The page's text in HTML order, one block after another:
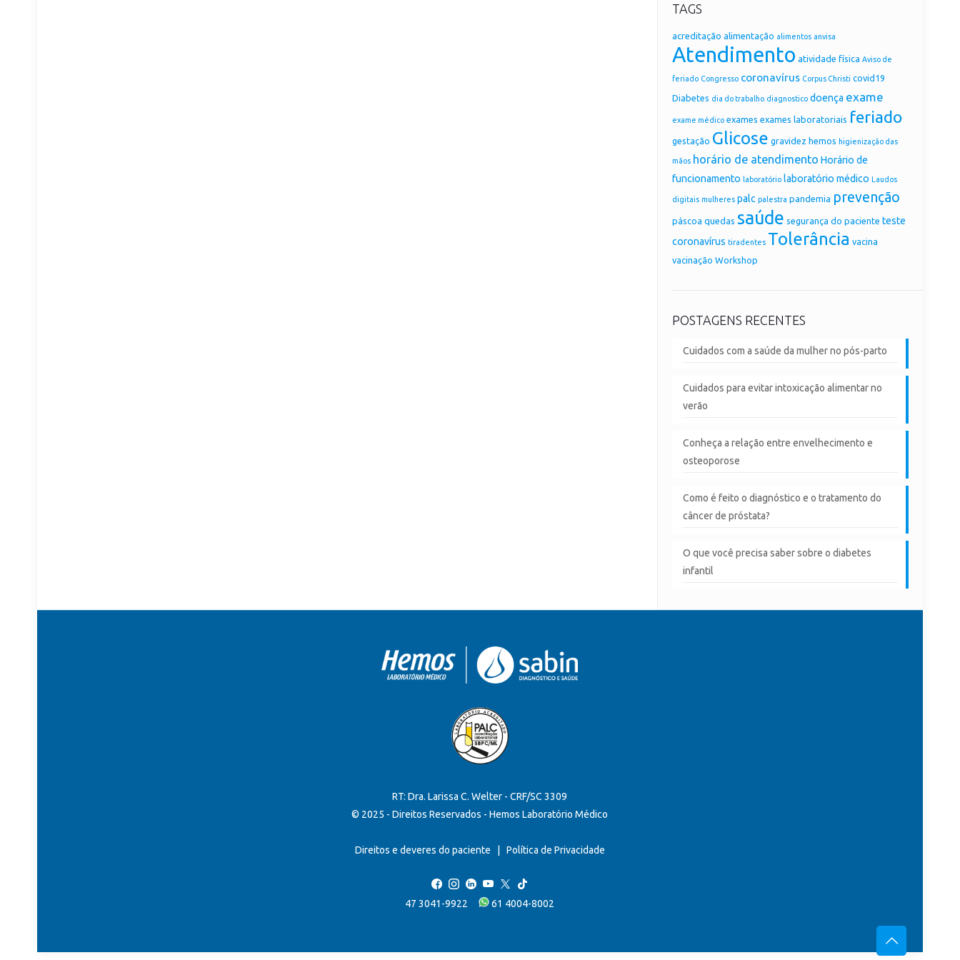
TAGS
acreditação alimentação alimentos anvisa
Atendimento atividade física Aviso de
feriado Congresso coronavírus Corpus Christi covid19
Diabetes dia do trabalho diagnostico doença exame
exame médico exames exames laboratoriais feriado
gestação Glicose gravidez hemos higienização das
mãos horário de atendimento Horário de
funcionamento laboratório laboratório médico Laudos
digitais mulheres palc palestra pandemia prevenção
páscoa quedas saúde segurança do paciente teste
coronavírus tiradentes Tolerância vacina
vacinação Workshop
POSTAGENS RECENTES
Cuidados com a saúde da mulher no pós-parto
Cuidados para evitar intoxicação alimentar no
verão
Conheça a relação entre envelhecimento e
osteoporose
Como é feito o diagnóstico e o tratamento do
câncer de próstata?
O que você precisa saber sobre o diabetes
infantil
RT: Dra. Larissa C. Welter - CRF/SC 3309
© 2025 - Direitos Reservados - Hemos Laboratório Médico
Direitos e deveres do paciente Política de Privacidade
47 3041-9922 61 4004-8002